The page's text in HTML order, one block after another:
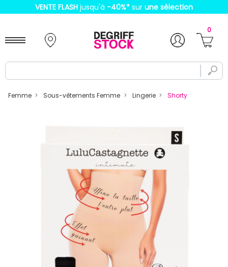
VENTE FLASH jusqu'à -40%* sur une sélection
0
Femme Sous-vêtements Femme Lingerie Shorty